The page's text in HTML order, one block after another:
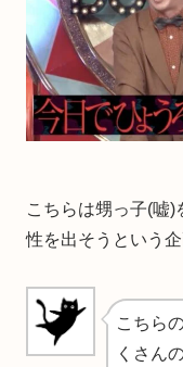
こちらは甥っ子(嘘
性を出そうという企
こちら
くさん